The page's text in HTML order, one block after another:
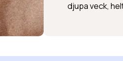
djupa veck,